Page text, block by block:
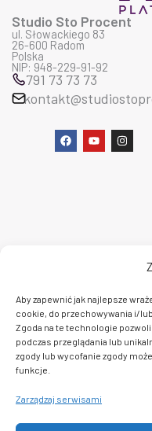
Aby zapewnić jak najlepsze
cookie, do przechowywania i/
Zgoda na te technologie
podczas przeglądania lub
zgody lub wycofanie zgody
funkcje.
Zarządzaj serwisami
Studio Sto Procent
ul. Słowackiego 83
26-600 Radom
Polska
NIP: 948-229-91-92
791 73 73 73
F
a
c
Y
o
u
I
n
s
C 2026